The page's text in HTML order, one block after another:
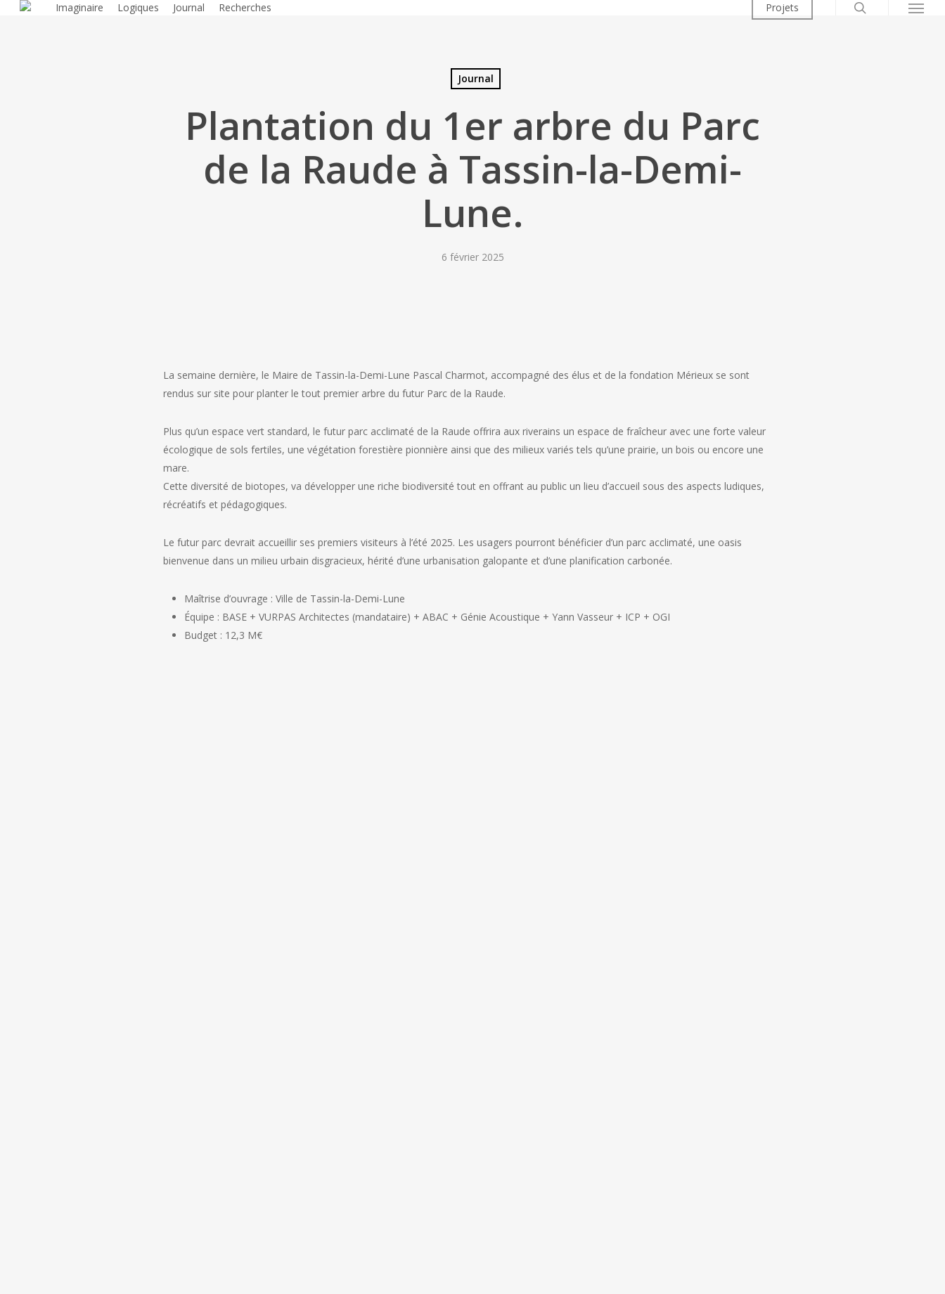
Imaginaire Logiques Journal Recherches Projets
Journal
Plantation du 1er arbre du Parc
de la Raude à Tassin-la-Demi-
Lune.
6 février 2025
La semaine dernière, le Maire de Tassin-la-Demi-Lune Pascal Charmot, accompagné des élus et de la fondation Mérieux se sont
rendus sur site pour planter le tout premier arbre du futur Parc de la Raude.
Plus qu’un espace vert standard, le futur parc acclimaté de la Raude offrira aux riverains un espace de fraîcheur avec une forte valeur
écologique de sols fertiles, une végétation forestière pionnière ainsi que des milieux variés tels qu’une prairie, un bois ou encore une
mare.
Cette diversité de biotopes, va développer une riche biodiversité tout en offrant au public un lieu d’accueil sous des aspects ludiques,
récréatifs et pédagogiques.
Le futur parc devrait accueillir ses premiers visiteurs à l’été 2025. Les usagers pourront bénéficier d’un parc acclimaté, une oasis
bienvenue dans un milieu urbain disgracieux, hérité d’une urbanisation galopante et d’une planification carbonée.
Maîtrise d’ouvrage : Ville de Tassin-la-Demi-Lune
Équipe : BASE + VURPAS Architectes (mandataire) + ABAC + Génie Acoustique + Yann Vasseur + ICP + OGI
Budget : 12,3 M€